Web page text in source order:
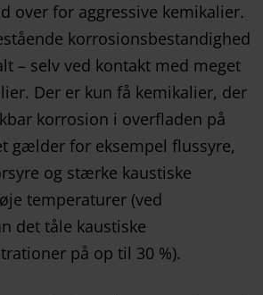
over for aggressive kemikalier.
korrosionsbestandighed
– selv ved kontakt med meget
Der er kun få kemikalier, der
korrosion i overfladen på
gælder for eksempel flussyre,
og stærke kaustiske
temperaturer (ved
det tåle kaustiske
på op til 30 %).